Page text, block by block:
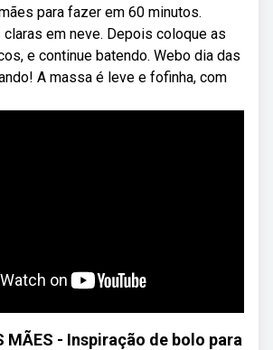
para fazer em 60 minutos.
em neve. Depois coloque as
e continue batendo. Webo dia das
A massa é leve e fofinha, com
MÃES - Inspiração de bolo para